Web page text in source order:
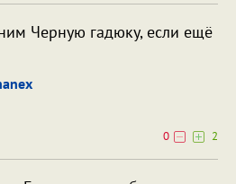
Черную гадюку, если ещё
0
2